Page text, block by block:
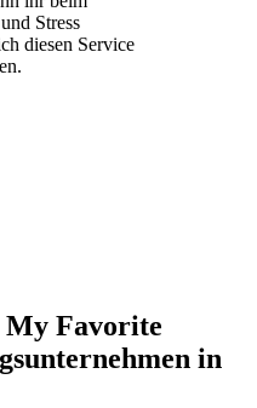
Stress
diesen Service
My Favorite
in